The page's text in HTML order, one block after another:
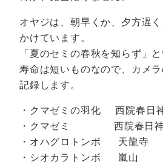
オヤジは、朝早くか、夕方遅
かけています。
「夏のセミの春秋を知らず」
寿命は短いものなので、カメ
記録します。
・クマゼミの羽化 西院春日
・クマゼミ 西院春日神
・オハグロトンボ 天龍寺
・シオカラトンボ 嵐山